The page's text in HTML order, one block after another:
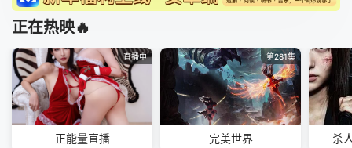
正在热映🔥
直播中
正能量直播
第281集
完美世界 杀